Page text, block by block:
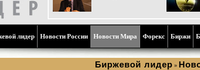
лидер Новости России Новости Мира Форекс Биржи
Биржевой лидер »